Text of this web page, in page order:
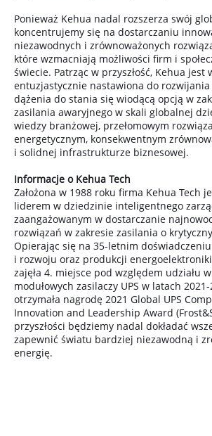
Ponieważ Kehua nadal rozszerza swój
koncentrujemy się na dostarczaniu
niezawodnych i zrównoważonych
które wzmacniają możliwości firm i
świecie. Patrząc w przyszłość, Kehua jest
entuzjastycznie nastawiona do rozwijania
dążenia do stania się wiodącą opcją w
zasilania awaryjnego w skali globalnej
wiedzy branżowej, przełomowym
energetycznym, konsekwentnym
i solidnej infrastrukturze biznesowej.
Informacje o Kehua Tech
Założona w 1988 roku firma Kehua Tech
liderem w dziedzinie inteligentnego
zaangażowanym w dostarczanie
rozwiązań w zakresie zasilania o
Opierając się na 35-letnim
i rozwoju oraz produkcji
zajęła 4. miejsce pod względem udziału
modułowych zasilaczy UPS w latach
otrzymała nagrodę 2021 Global UPS
Innovation and Leadership Award
przyszłości będziemy nadal dokładać
zapewnić światu bardziej niezawodną i
energię.